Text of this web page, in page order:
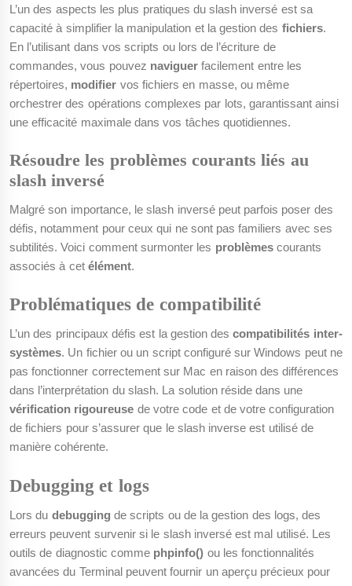
L’un des aspects les plus pratiques du slash inversé est sa
capacité à simplifier la manipulation et la gestion des fichiers.
En l’utilisant dans vos scripts ou lors de l’écriture de
commandes, vous pouvez naviguerfacilement entre les
répertoires, modifier vos fichiers en masse, ou même
orchestrer des opérations complexes par lots, garantissant ainsi
une efficacité maximale dans vos tâches quotidiennes.
Résoudre les problèmes courants liés au
slash inversé
Malgré son importance, le slash inversé peut parfois poser des
défis, notamment pour ceux qui ne sont pas familiers avec ses
subtilités. Voici comment surmonter les problèmescourants
associés à cet élément.
Problématiques de compatibilité
L’un des principaux défis est la gestion descompatibilités inter-
systèmes. Un fichier ou un script configuré sur Windows peut ne
pas fonctionner correctement sur Mac en raison des différences
dans l’interprétation du slash. La solution réside dans une
vérification rigoureuse de votre code et de votre configuration
de fichiers pour s’assurer que le slash inverse est utilisé de
manière cohérente.
Debugging et logs
Lors du debugging de scripts ou de la gestion des logs, des
erreurs peuvent survenir si le slash inversé est mal utilisé. Les
outils de diagnostic comme phpinfo() ou les fonctionnalités
avancées du Terminal peuvent fournir un aperçu précieux pour